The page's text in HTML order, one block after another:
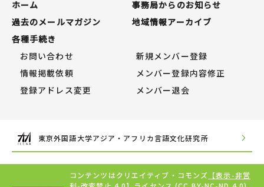
ホーム
事務局からのお知らせ
過去のメールマガジン
地域情報アーカイブ
各種手続き
お問い合わせ
新規メンバー登録
情報掲載依頼
メンバー登録内容修正
登録アドレス変更
メンバー退会
東京外国語大学アジア・アフリカ言語文化研究所
コンテンツはクリエイティブ・コモンズ 【表示-非営